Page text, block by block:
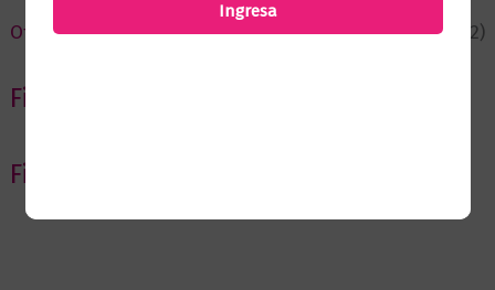
Ofertas
(12)
Filtrar por Autor
Filtrar por editorial
Ingresa